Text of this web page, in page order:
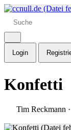
Login
Konfetti
Tim Reckmann ·